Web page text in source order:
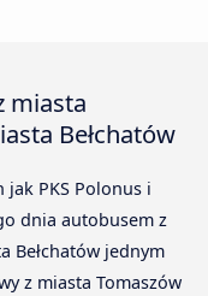
miasta
Bełchatów
PKS Polonus i
dnia autobusem z
Bełchatów jednym
z miasta Tomaszów